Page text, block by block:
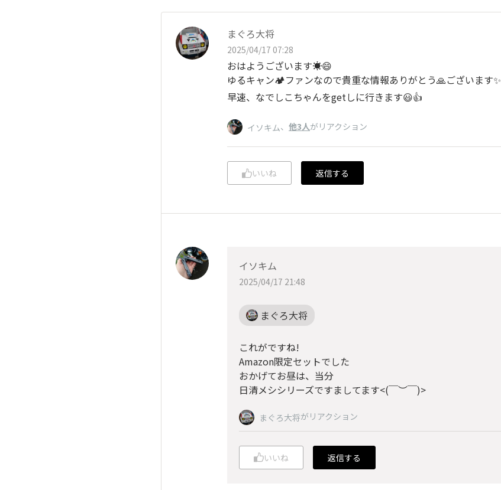
まぐろ大将
2025/04/17 07:28
おはようございます☀️😄
ゆるキャン🏕️ファンなので貴重な情報ありがとう🙏ございます✨
早速、なでしこちゃんをgetしに行きます😃👍
イソキム、 他3人がリアクション
いいね 返信する
イソキム
2025/04/17 21:48
まぐろ大将
これがですね!
Amazon限定セットでした
おかげてお昼は、当分
日清メシシリーズですましてます<⁠(⁠￣⁠︶⁠￣⁠)⁠>
まぐろ大将がリアクション
いいね 返信する